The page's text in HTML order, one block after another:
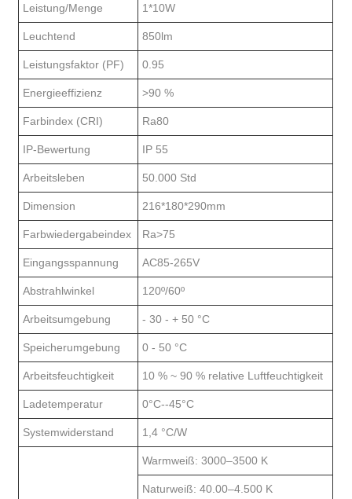
Leistung/Menge 1*10W
Leuchtend 850lm
Leistungsfaktor (PF) 0.95
Energieeffizienz >90 %
Farbindex (CRI) Ra80
IP-Bewertung IP 55
Arbeitsleben 50.000 Std
Dimension 216*180*290mm
Farbwiedergabeindex Ra>75
Eingangsspannung AC85-265V
Abstrahlwinkel 120º/60º
Arbeitsumgebung - 30 - + 50 °C
Speicherumgebung 0 - 50 °C
Arbeitsfeuchtigkeit 10 % ~ 90 % relative Luftfeuchtigkeit
Ladetemperatur 0°C--45°C
Systemwiderstand 1,4 °C/W
Warmweiß: 3000–3500 K
Naturweiß: 40.00–4.500 K